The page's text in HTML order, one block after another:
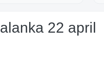
22 april